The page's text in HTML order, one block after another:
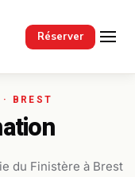
Réserver
du Finistère à Brest